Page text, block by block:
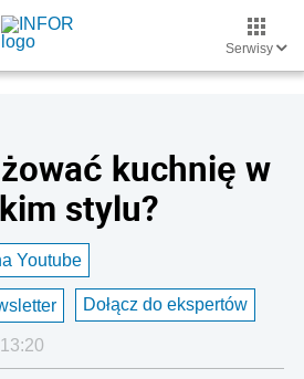
Serwisy
kuchnię w
stylu?
Youtube
Dołącz do ekspertów